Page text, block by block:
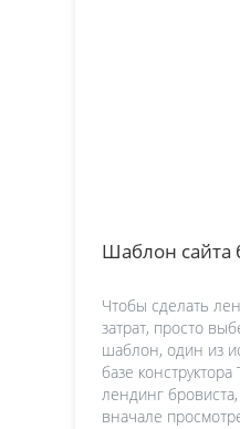
Шаблон сайта
Чтобы сделать
затрат, просто
шаблон, один из
базе
лендинг
вначале